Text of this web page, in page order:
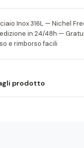
Inox 316L — Nichel
in 24/48h —
e rimborso facili
prodotto